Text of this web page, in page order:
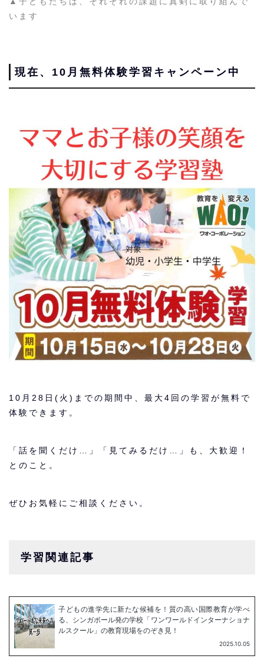
います
現在、10月無料体験学習キャンペーン中
10月28日(火)までの期間中、最大4回の学習が無料で
体験できます。
「話を聞くだけ…」「見てみるだけ…」も、大歓迎！
とのこと。
ぜひお気軽にご相談ください。
学習関連記事